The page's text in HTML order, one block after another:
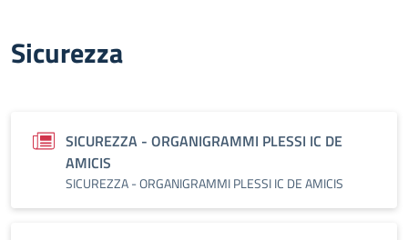
Sicurezza
SICUREZZA - ORGANIGRAMMI PLESSI IC DE
AMICIS
SICUREZZA - ORGANIGRAMMI PLESSI IC DE AMICIS